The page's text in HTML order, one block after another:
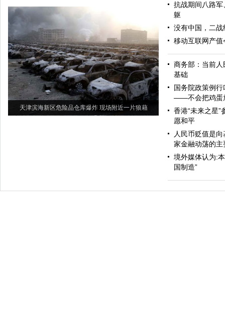
天津滨海新区危险品仓库爆炸 现场附近一片狼藉
抗战期间八路
躯
没有中国，二
移动互联网产
商务部：当前
基础
国务院政策例
——不会把鸡蛋
香港“未来之星
愿和平
人民币贬值是
家金融动荡的主
境外媒体认为:
国制造”